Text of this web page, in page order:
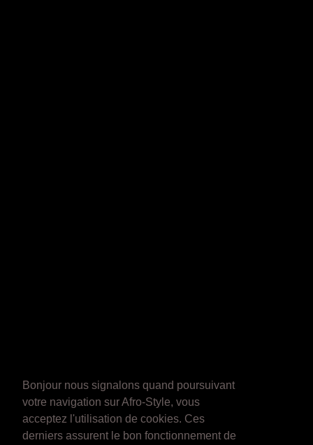
Bonjour nous signalons quand poursuivant
votre navigation sur Afro-Style, vous
acceptez l'utilisation de cookies. Ces
derniers assurent le bon fonctionnement de